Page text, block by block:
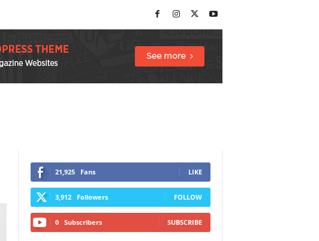
21,925 Fans LIKE
3,912 Followers FOLLOW
0 Subscribers SUBSCRIBE